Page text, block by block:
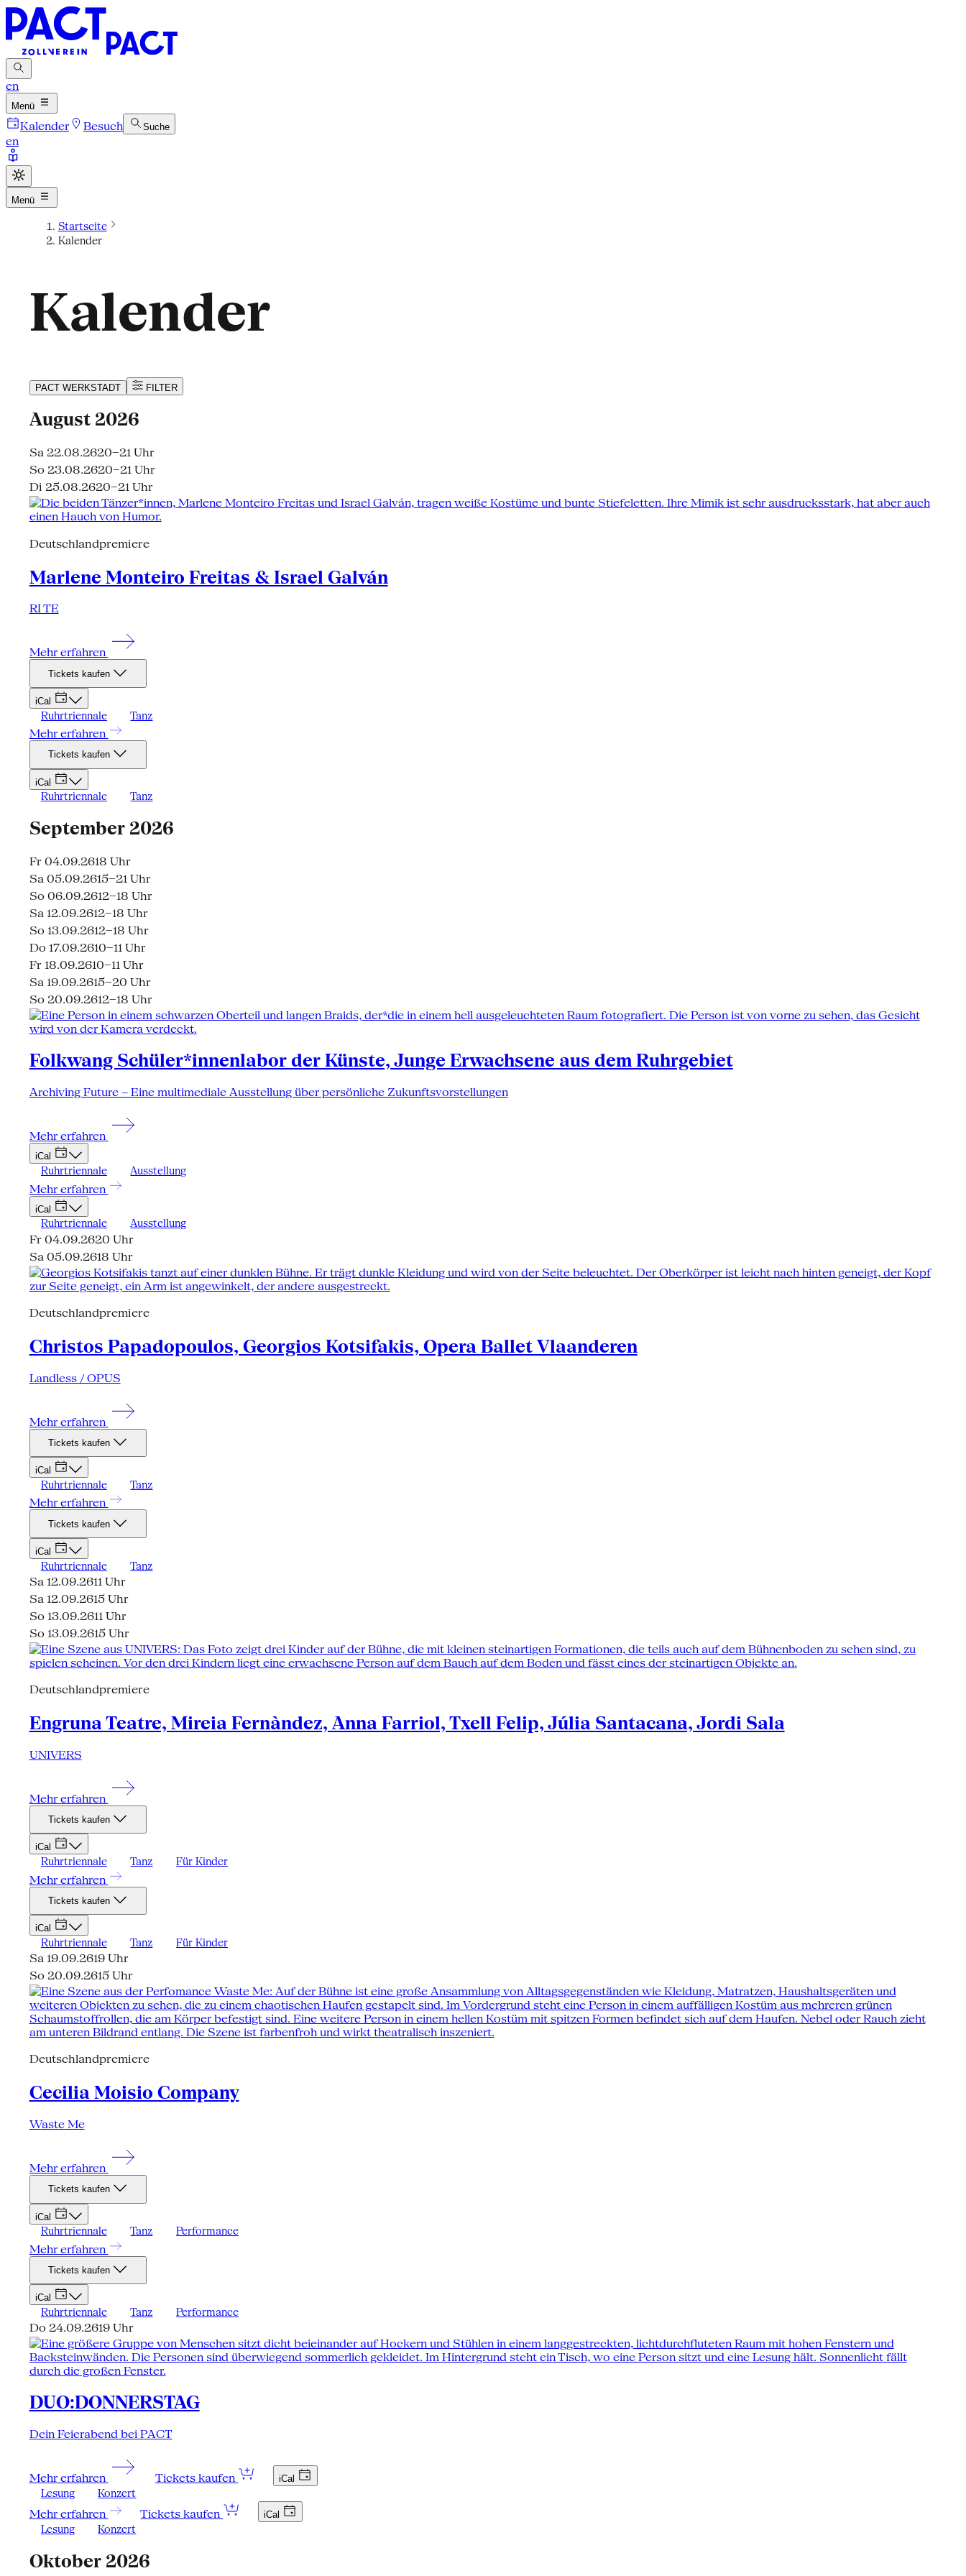
en
Menü
Kalender Besuch Suche
en
Menü
Startseite
Kalender
Kalender
PACT WERKSTADT FILTER
August 2026
Sa 22.08.2620–21 Uhr
So 23.08.2620–21 Uhr
Di 25.08.2620–21 Uhr
Deutschlandpremiere
Marlene Monteiro Freitas & Israel Galván
RI TE
Mehr erfahren
Tickets kaufen
iCal
Ruhrtriennale Tanz
Mehr erfahren
Tickets kaufen
iCal
Ruhrtriennale Tanz
September 2026
Fr 04.09.2618 Uhr
Sa 05.09.2615–21 Uhr
So 06.09.2612–18 Uhr
Sa 12.09.2612–18 Uhr
So 13.09.2612–18 Uhr
Do 17.09.2610–11 Uhr
Fr 18.09.2610–11 Uhr
Sa 19.09.2615–20 Uhr
So 20.09.2612–18 Uhr
Folkwang Schüler*innenlabor der Künste, Junge Erwachsene aus dem Ruhrgebiet
Archiving Future – Eine multimediale Ausstellung über persönliche Zukunftsvorstellungen
Mehr erfahren
iCal
Ruhrtriennale Ausstellung
Mehr erfahren
iCal
Ruhrtriennale Ausstellung
Fr 04.09.2620 Uhr
Sa 05.09.2618 Uhr
Deutschlandpremiere
Christos Papadopoulos, Georgios Kotsifakis, Opera Ballet Vlaanderen
Landless / OPUS
Mehr erfahren
Tickets kaufen
iCal
Ruhrtriennale Tanz
Mehr erfahren
Tickets kaufen
iCal
Ruhrtriennale Tanz
Sa 12.09.2611 Uhr
Sa 12.09.2615 Uhr
So 13.09.2611 Uhr
So 13.09.2615 Uhr
Deutschlandpremiere
Engruna Teatre, Mireia Fernàndez, Anna Farriol, Txell Felip, Júlia Santacana, Jordi Sala
UNIVERS
Mehr erfahren
Tickets kaufen
iCal
Ruhrtriennale Tanz Für Kinder
Mehr erfahren
Tickets kaufen
iCal
Ruhrtriennale Tanz Für Kinder
Sa 19.09.2619 Uhr
So 20.09.2615 Uhr
Deutschlandpremiere
Cecilia Moisio Company
Waste Me
Mehr erfahren
Tickets kaufen
iCal
Ruhrtriennale Tanz Performance
Mehr erfahren
Tickets kaufen
iCal
Ruhrtriennale Tanz Performance
Do 24.09.2619 Uhr
DUO:DONNERSTAG
Dein Feierabend bei PACT
Mehr erfahren Tickets kaufen iCal
Lesung Konzert
Mehr erfahren Tickets kaufen iCal
Lesung Konzert
Oktober 2026